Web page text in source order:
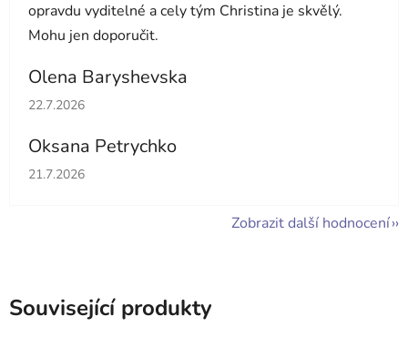
opravdu vyditelné a cely tým Christina je skvělý.
Mohu jen doporučit.
Olena Baryshevska
Hodnocení obchodu je 5 z 5 hvězdiček.
22.7.2026
Oksana Petrychko
Hodnocení obchodu je 5 z 5 hvězdiček.
21.7.2026
Zobrazit další hodnocení
Související produkty